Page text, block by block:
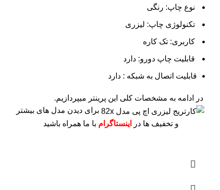
نوع چاپ: رنگی
تکنولوژی چاپ: لیزری
کاربری: تک کاره
قابلیت چاپ دورو: دارد
قابلیت اتصال به شبکه : دارد
در ادامه به مشخصات کلی این پرینتر میپردازیم.
برای دیدن مدل های بیشتر
و تخفیف ها در
اینستاگرام با ما همراه باشید